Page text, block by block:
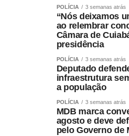
POLÍCIA 3 semanas atrás
“Nós deixamos
ao relembrar
Câmara de
presidência
POLÍCIA 3 semanas atrás
Deputado
infraestrutura
a população
POLÍCIA 3 semanas atrás
MDB marca
agosto e deve
pelo Governo de